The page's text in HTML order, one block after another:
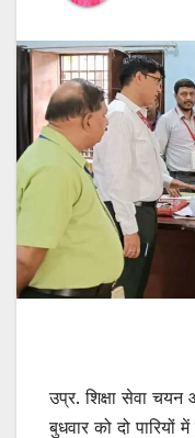
उप्र. शिक्षा सेवा चयन
बुधवार को दो पारियों